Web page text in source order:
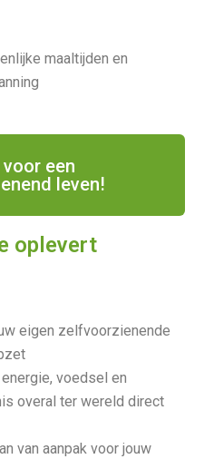
maaltijden en
een
leven!
oplevert
eigen zelfvoorzienende
voedsel en
overal ter wereld direct
van aanpak voor jouw